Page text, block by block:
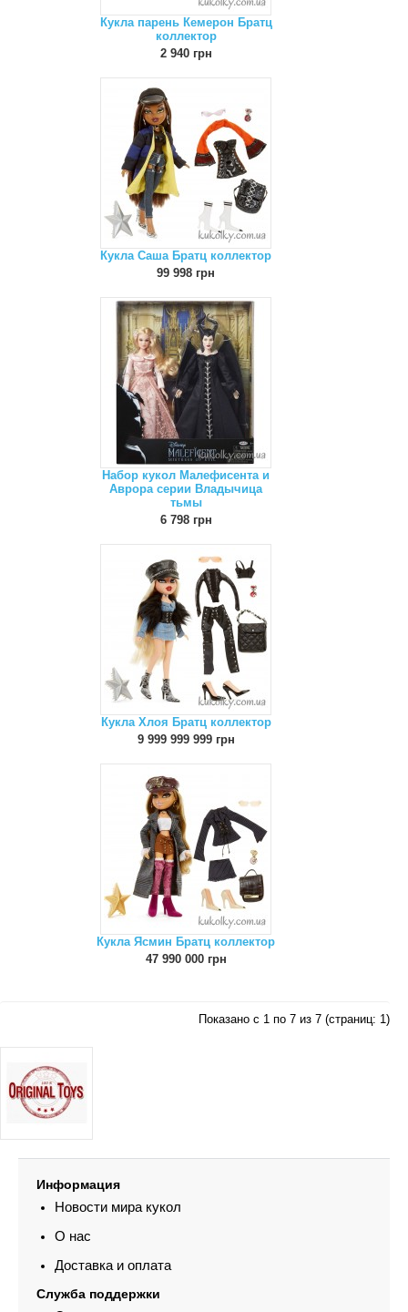
Кукла парень Кемерон Братц
коллектор
2 940 грн
Кукла Саша Братц коллектор
99 998 грн
Набор кукол Малефисента и
Аврора серии Владычица
тьмы
6 798 грн
Кукла Хлоя Братц коллектор
9 999 999 999 грн
Кукла Ясмин Братц коллектор
47 990 000 грн
Показано с 1 по 7 из 7 (страниц: 1)
Информация
Новости мира кукол
О нас
Доставка и оплата
Служба поддержки